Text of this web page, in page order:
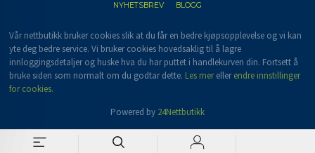
NYHETSBREV BLOGG
Vår nettbutikk bruker cookies slik at du får en bedre kjøpsopplevelse og vi kan
yte deg bedre service. Vi bruker cookies hovedsaklig til å lagre
innloggingsdetaljer og huske hva du har puttet i handlekurven din. Fortsett å
bruke siden som normalt om du godtar dette. Les merellerendre innstillinger
for cookies.
Powered by 24Nettbutikk